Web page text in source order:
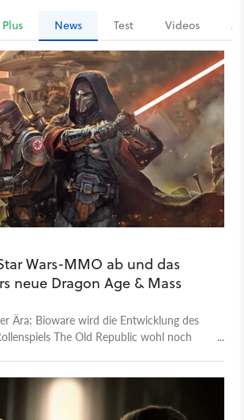
Plus News Test Videos
Wars-MMO ab und das
neue Dragon Age & Mass
Ära: Bioware wird die Entwicklung des
The Old Republic wohl noch